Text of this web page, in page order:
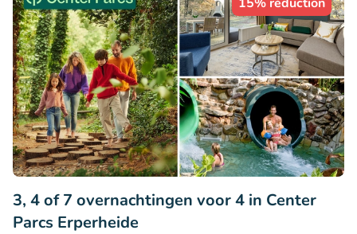
3, 4 of 7 overnachtingen voor 4 in Center
Parcs Erperheide